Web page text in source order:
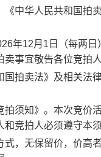
中华人民共和国拍
年12月1日（每两
事宜敬告各位竞拍人
拍卖法》及相关法
须知》。本次竞价
竞拍人必须遵守本
，无保留价，价高